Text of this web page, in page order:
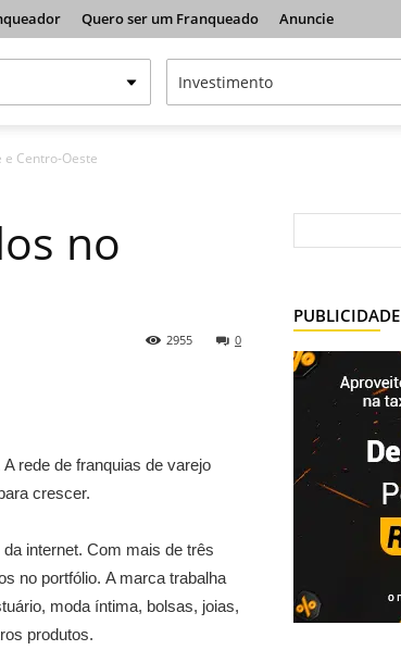
Quero ser um Franqueado Anuncie
Centro-Oeste
no
0
2955
rede de franquias de varejo
crescer.
internet. Com mais de três
no portfólio. A marca trabalha
moda íntima, bolsas, joias,
produtos.
PUBLICIDADE